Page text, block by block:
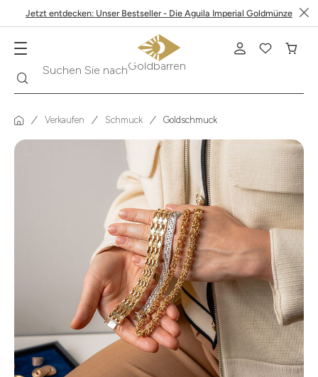
Jetzt entdecken: Unser Bestseller - Die Aguila Imperial Goldmünze
Suchen Sie nachKrügerrand
Verkaufen Schmuck Goldschmuck